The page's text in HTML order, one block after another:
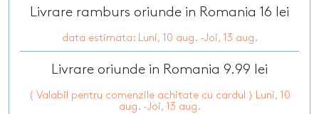
Livrare ramburs oriunde in Romania 16 lei
data estimata: Luni, 10 aug. -Joi, 13 aug.
Livrare oriunde in Romania 9.99 lei
( Valabil pentru comenzile achitate cu cardul ) Luni, 10
aug. -Joi, 13 aug.